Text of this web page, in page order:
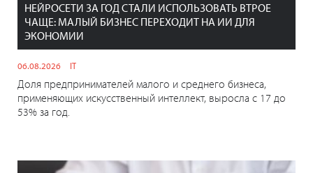
НЕЙРОСЕТИ ЗА ГОД СТАЛИ ИСПОЛЬЗОВАТЬ ВТРОЕ
ЧАЩЕ: МАЛЫЙ БИЗНЕС ПЕРЕХОДИТ НА ИИ ДЛЯ
ЭКОНОМИИ
06.08.2026 IT
Доля предпринимателей малого и среднего бизнеса,
применяющих искусственный интеллект, выросла с 17 до
53% за год.